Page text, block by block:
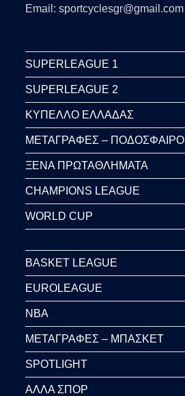
Email: sportcyclesgr@gmail.com
SUPERLEAGUE 1
SUPERLEAGUE 2
ΚΥΠΕΛΛΟ ΕΛΛΑΔΑΣ
ΜΕΤΑΓΡΑΦΕΣ – ΠΟΔΟΣΦΑΙΡΟ
ΞΕΝΑ ΠΡΩΤΑΘΛΗΜΑΤΑ
CHAMPIONS LEAGUE
WORLD CUP
BASKET LEAGUE
EUROLEAGUE
NBA
ΜΕΤΑΓΡΑΦΕΣ – ΜΠΑΣΚΕΤ
SPOTLIGHT
ΑΛΛΑ ΣΠΟΡ